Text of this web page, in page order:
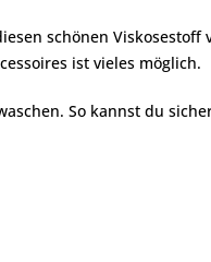
schönen Viskosestoff
ist vieles möglich.
So kannst du